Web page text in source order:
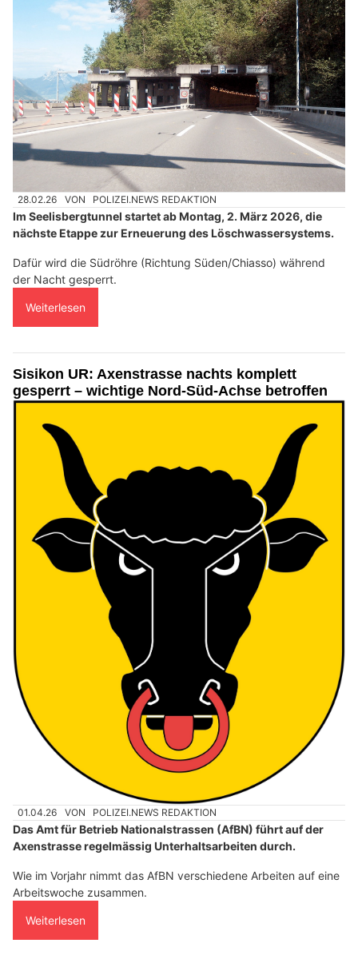
28.02.26 VON POLIZEI.NEWS REDAKTION
Im Seelisbergtunnel startet ab Montag, 2. März 2026, die
nächste Etappe zur Erneuerung des Löschwassersystems.
Dafür wird die Südröhre (Richtung Süden/Chiasso) während
der Nacht gesperrt.
Weiterlesen
Sisikon UR: Axenstrasse nachts komplett
gesperrt – wichtige Nord-Süd-Achse betroffen
01.04.26 VON POLIZEI.NEWS REDAKTION
Das Amt für Betrieb Nationalstrassen (AfBN) führt auf der
Axenstrasse regelmässig Unterhaltsarbeiten durch.
Wie im Vorjahr nimmt das AfBN verschiedene Arbeiten auf eine
Arbeitswoche zusammen.
Weiterlesen